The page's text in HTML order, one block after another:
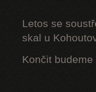
Letos se
skal u
Končit